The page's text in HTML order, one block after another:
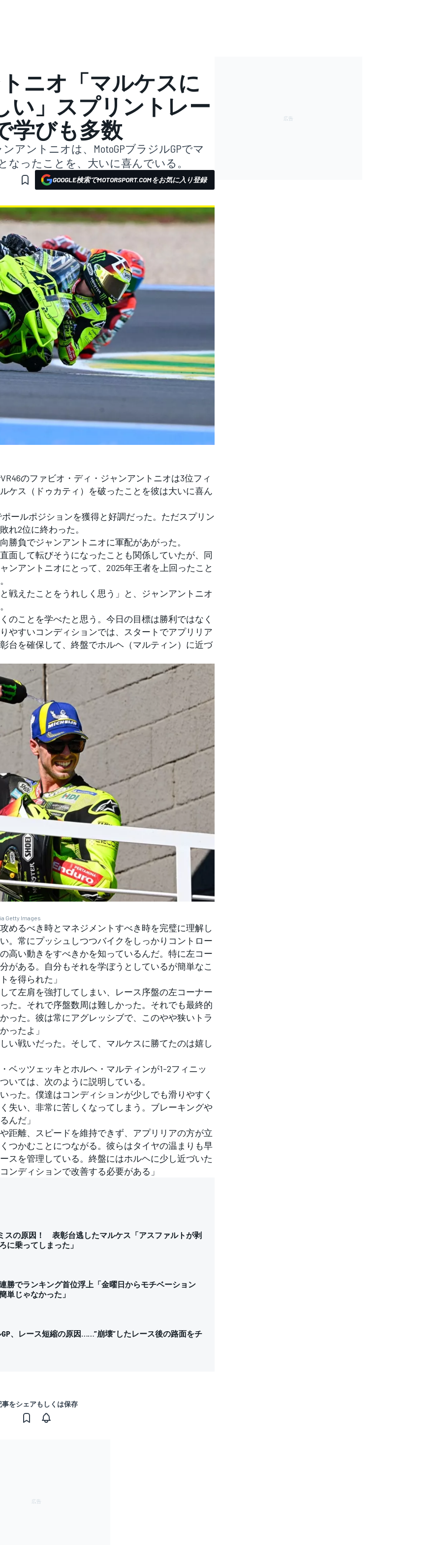
ニオ「マルケスに
い」スプリントレー
学びも多数
アントニオは、MotoGPブラジルGPでマ
なったことを、大いに喜んでいる。
GOOGLE検索でMOTORSPORT.COMをお気に入り登録
のファビオ・ディ・ジャンアントニオは3位フィ
ケス（ドゥカティ）を破ったことを彼は大いに喜ん
ールポジションを獲得と好調だった。ただスプリン
れ2位に終わった。
負でジャンアントニオに軍配があがった。
して転びそうになったことも関係していたが、同
ンアントニオにとって、2025年王者を上回ったこと
戦えたことをうれしく思う」と、ジャンアントニオ
のことを学べたと思う。今日の目標は勝利ではなく
やすいコンディションでは、スタートでアプリリア
台を確保して、終盤でホルヘ（マルティン）に近づ
Getty Images
めるべき時とマネジメントすべき時を完璧に理解し
。常にプッシュしつつバイクをしっかりコントロー
高い動きをすべきかを知っているんだ。特に左コー
がある。自分もそれを学ぼうとしているが簡単なこ
を得られた」
て左肩を強打してしまい、レース序盤の左コーナー
た。それで序盤数周は難しかった。それでも最終的
った。彼は常にアグレッシブで、このやや狭いトラ
ったよ」
い戦いだった。そして、マルケスに勝てたのは嬉し
ッツェッキとホルヘ・マルティンが1-2フィニッ
いては、次のように説明している。
った。僕達はコンディションが少しでも滑りやすく
失い、非常に苦しくなってしまう。ブレーキングや
んだ」
距離、スピードを維持できず、アプリリアの方が立
つかむことにつながる。彼らはタイヤの温まりも早
スを管理している。終盤にはホルヘに少し近づいた
ンディションで改善する必要がある」
スの原因！ 表彰台逃したマルケス「アスファルトが剥
に乗ってしまった」
勝でランキング首位浮上「金曜日からモチベーション
単じゃなかった」
GP、レース短縮の原因……”崩壊”したレース後の路面をチ
事をシェアもしくは保存